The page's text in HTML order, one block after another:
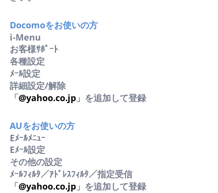
Docomoをお使いの方
i-Menu
お客様ｻﾎﾟｰﾄ
各種設定
ﾒｰﾙ設定
詳細設定/解除
「@yahoo.co.jp 」を追加して登録
AUをお使いの方
Eﾒｰﾙﾒﾆｭｰ
Eﾒｰﾙ設定
その他の設定
ﾒｰﾙﾌｨﾙﾀ／ｱﾄﾞﾚｽﾌｨﾙﾀ／指定受信
「@yahoo.co.jp 」を追加して登録